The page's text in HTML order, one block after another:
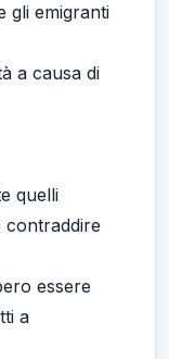
gli emigranti
a causa di
quelli
contraddire
essere
a